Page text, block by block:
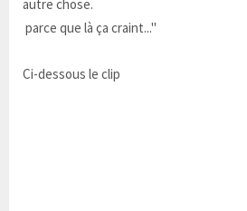
autre chose.
parce que là ça craint..."
Ci-dessous le clip